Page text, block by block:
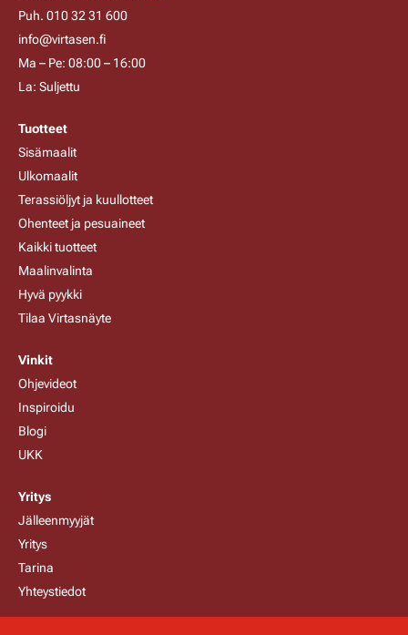
Puh. 010 32 31 600
info@virtasen.fi
Ma – Pe: 08:00 – 16:00
La: Suljettu
Tuotteet
Sisämaalit
Ulkomaalit
Terassiöljyt ja kuullotteet
Ohenteet ja pesuaineet
Kaikki tuotteet
Maalinvalinta
Hyvä pyykki
Tilaa Virtasnäyte
Vinkit
Ohjevideot
Inspiroidu
Blogi
UKK
Yritys
Jälleenmyyjät
Yritys
Tarina
Yhteystiedot